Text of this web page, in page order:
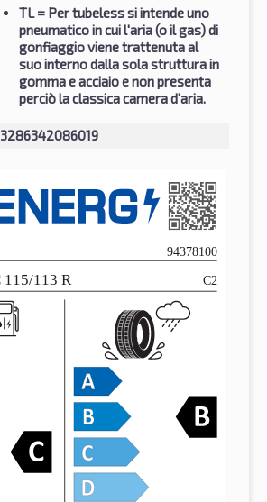
TL= Per tubeless si intende uno
pneumatico in cui l'aria (o il gas) di
gonfiaggio viene trattenuta al
suo interno dalla sola struttura in
gomma e acciaio e non presenta
perciò la classica camera d'aria.
3286342086019